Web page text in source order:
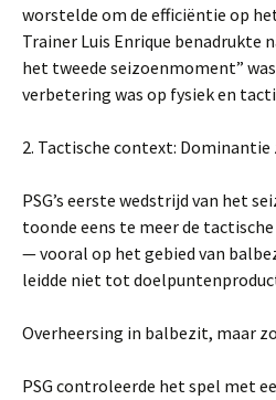
worstelde om de efficiëntie op
Trainer Luis Enrique benadrukte
het tweede seizoenmoment”
verbetering was op fysiek en
2. Tactische context:
PSG’s eerste wedstrijd van het
toonde eens te meer de
— vooral op het gebied van
leidde niet tot
Overheersing in balbezit, maar
PSG controleerde het spel met